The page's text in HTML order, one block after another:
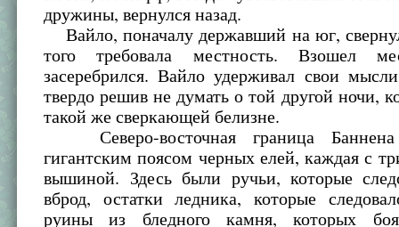
дружины, вернулся назад.
Вайло, поначалу державший на юг,
того требовала местность. Взошел
засеребрился. Вайло удерживал свои
твердо решив не думать о той другой ночи,
такой же сверкающей белизне.
Северо-восточная граница Баннена
гигантским поясом черных елей, каждая с
вышиной. Здесь были ручьи, которые
вброд, остатки ледника, которые
руины из бледного камня, которых